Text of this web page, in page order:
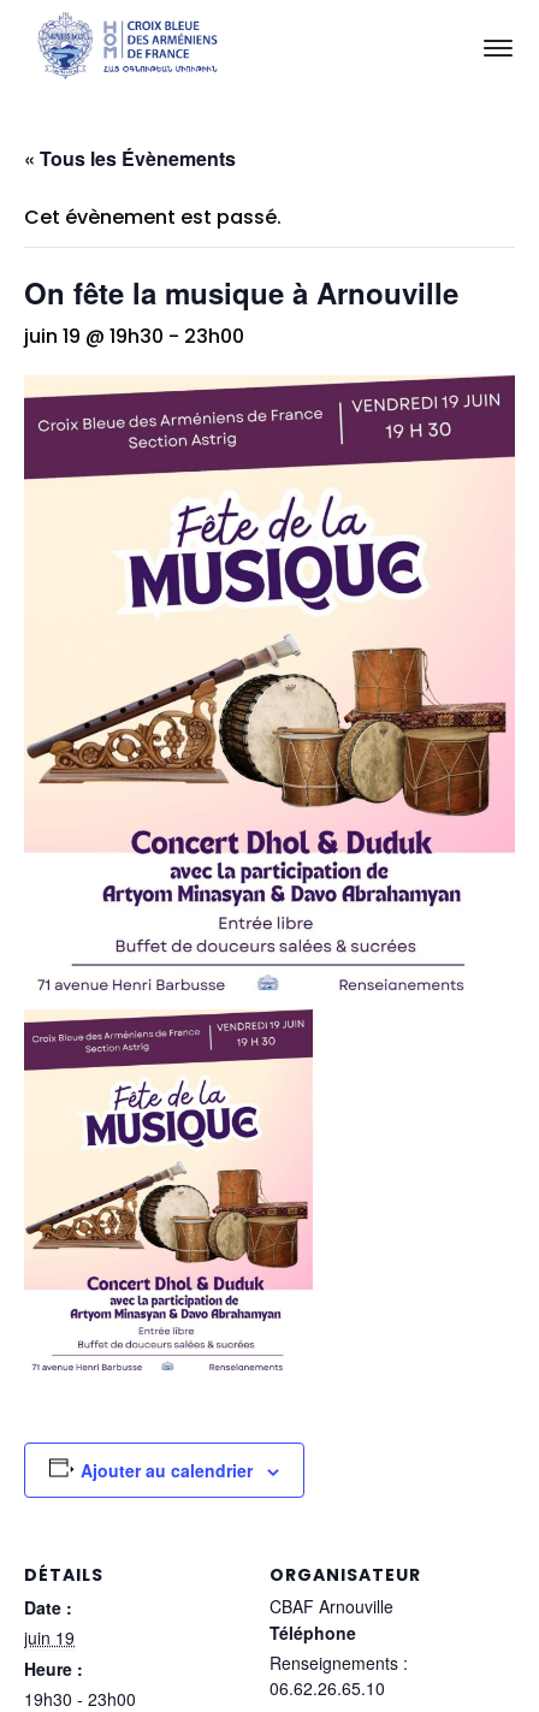
« Tous les Évènements
Cet évènement est passé.
On fête la musique à Arnouville
juin 19 @ 19h30 - 23h00
Ajouter au calendrier
DÉTAILS
Date :
juin 19
Heure :
19h30 - 23h00
ORGANISATEUR
CBAF Arnouville
Téléphone
Renseignements :
06.62.26.65.10